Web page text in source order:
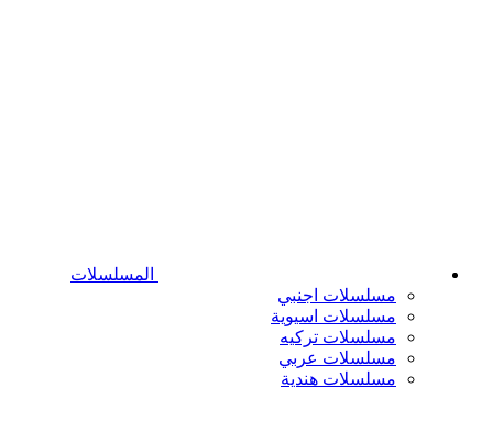
المسلسلات
مسلسلات اجنبي
مسلسلات اسيوية
مسلسلات تركيه
مسلسلات عربي
مسلسلات هندية